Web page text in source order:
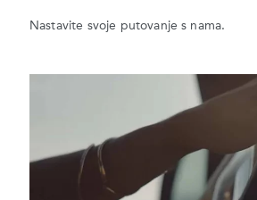
Nastavite svoje putovanje s nama.